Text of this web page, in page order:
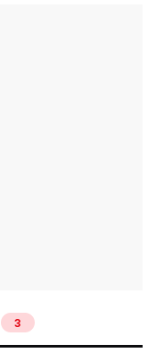
3